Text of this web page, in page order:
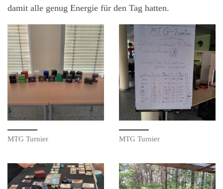
damit alle genug Energie für den Tag hatten.
MTG Turnier MTG Turnier